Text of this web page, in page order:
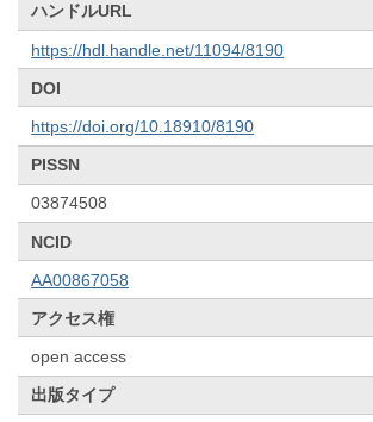
ハンドルURL
https://hdl.handle.net/11094/8190
DOI
https://doi.org/10.18910/8190
PISSN
03874508
NCID
AA00867058
アクセス権
open access
出版タイプ